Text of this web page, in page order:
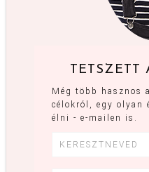
TETSZETT
Még több hasznos
célokról, egy olyan
élni - e-mailen is.